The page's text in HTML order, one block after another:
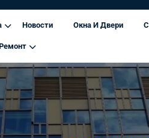
Новости Окна И Двери